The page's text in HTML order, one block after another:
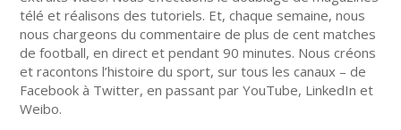
télé et réalisons des tutoriels. Et, chaque semaine, nous
nous chargeons du commentaire de plus de cent matches
de football, en direct et pendant 90 minutes. Nous créons
et racontons l’histoire du sport, sur tous les canaux – de
Facebook à Twitter, en passant par YouTube, LinkedIn et
Weibo.